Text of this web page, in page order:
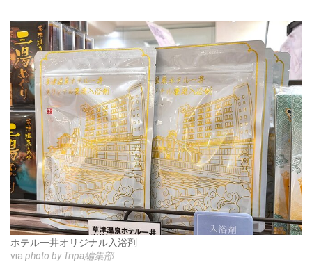
ホテル一井オリジナル入浴剤
via photo by Tripa編集部